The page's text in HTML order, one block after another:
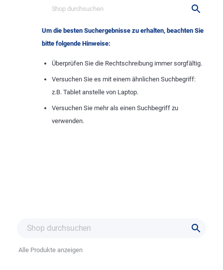
Um die besten Suchergebnisse zu erhalten, beachten Sie
bitte folgende Hinweise:
Überprüfen Sie die Rechtschreibung immer sorgfältig.
Versuchen Sie es mit einem ähnlichen Suchbegriff:
z.B. Tablet anstelle von Laptop.
Versuchen Sie mehr als einen Suchbegriff zu
verwenden.
Alle Produkte anzeigen